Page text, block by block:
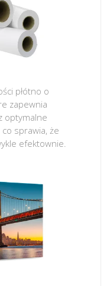
płótno o
zapewnia
optymalne
sprawia, że
efektownie.